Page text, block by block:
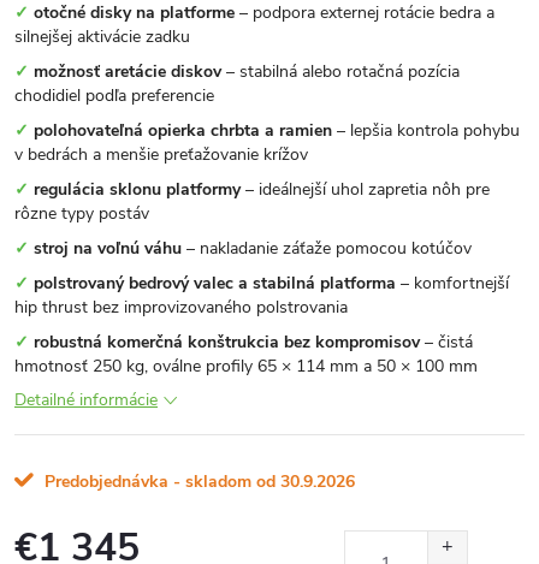
✓ otočné disky na platforme – podpora externej rotácie bedra a
silnejšej aktivácie zadku
✓ možnosť aretácie diskov– stabilná alebo rotačná pozícia
chodidiel podľa preferencie
✓ polohovateľná opierka chrbta a ramien – lepšia kontrola pohybu
v bedrách a menšie preťažovanie krížov
✓ regulácia sklonu platformy– ideálnejší uhol zapretia nôh pre
rôzne typy postáv
✓ stroj na voľnú váhu – nakladanie záťaže pomocou kotúčov
✓ polstrovaný bedrový valec a stabilná platforma – komfortnejší
hip thrust bez improvizovaného polstrovania
✓ robustná komerčná konštrukcia bez kompromisov– čistá
hmotnosť 250 kg, oválne profily 65 × 114 mm a 50 × 100 mm
Detailné informácie
Predobjednávka - skladom od 30.9.2026
€1 345